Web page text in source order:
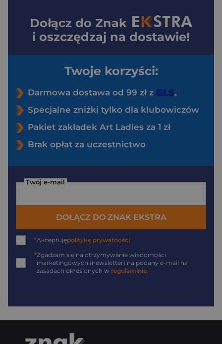
Dołącz do Znak
i oszczędzaj na dostawie!
Twoje korzyści:
Darmowa dostawa od 99 zł z
Specjalne zniżki tylko dla klubowiczów
Pakiet zakładek Art Ladies za 1 zł
Brak opłat za uczestnictwo
Twój e-mail
DOŁĄCZ DO ZNAK EKSTRA
*Akceptujępolitykę prywatności
*Zgadzam się na otrzymywanie wiadomości
marketingowych (newsletter) na podany e-mail na
zasadach określonych w regulaminie